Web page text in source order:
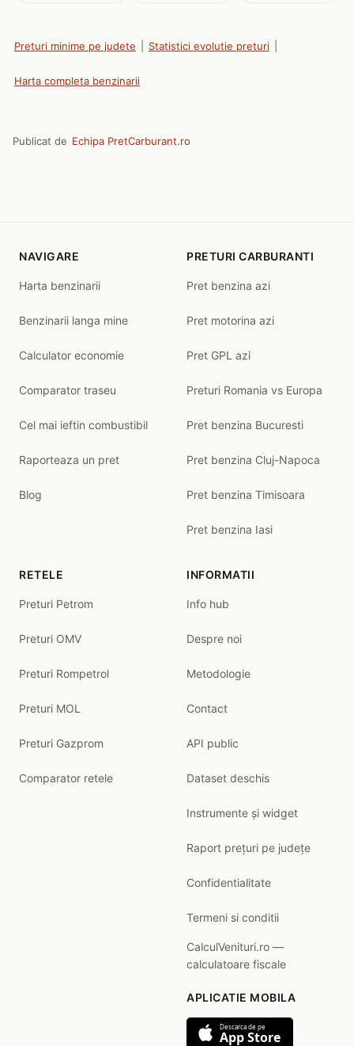
Preturi minime pe judete Statistici evolutie preturi
Harta completa benzinarii
Publicat de Echipa PretCarburant.ro
NAVIGARE
Harta benzinarii
Benzinarii langa mine
Calculator economie
Comparator traseu
Cel mai ieftin combustibil
Raporteaza un pret
Blog
PRETURI CARBURANTI
Pret benzina azi
Pret motorina azi
Pret GPL azi
Preturi Romania vs Europa
Pret benzina Bucuresti
Pret benzina Cluj-Napoca
Pret benzina Timisoara
Pret benzina Iasi
RETELE
Preturi Petrom
Preturi OMV
Preturi Rompetrol
Preturi MOL
Preturi Gazprom
Comparator retele
INFORMATII
Info hub
Despre noi
Metodologie
Contact
API public
Dataset deschis
Instrumente și widget
Raport prețuri pe județe
Confidentialitate
Termeni si conditii
CalculVenituri.ro —
calculatoare fiscale
APLICATIE MOBILA
Descarca de pe
App Store